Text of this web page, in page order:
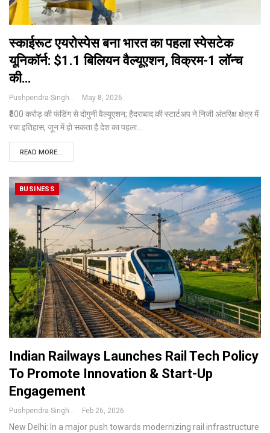
स्काईरूट एयरोस्पेस बना भारत का पहला स्पेसटेक
यूनिकॉर्न: $1.1 बिलियन वैल्यूएशन, विक्रम-1 लॉन्च
की…
Pushpendra Singh May 8, 2026
₹500 करोड़ की फंडिंग से दोगुनी वैल्यूएशन; हैदराबाद की स्टार्टअप ने निजी अंतरिक्ष क्षेत्र में
रचा इतिहास, जून में हो सकता है देश का पहला
READ MORE...
BUSINESS
Indian Railways Launches Rail Tech Policy
To Promote Innovation & Start-Up
Engagement
Pushpendra Singh Feb 26, 2026
New Delhi: In a major push towards modernizing rail infrastructure